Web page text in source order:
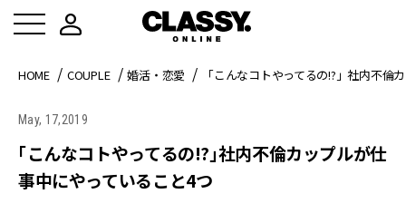
HOME COUPLE 婚活・恋愛 「こんなコトやってるの!?」社内不倫
May, 17,2019
「こんなコトやってるの!?」社内不倫カップルが仕
事中にやっていること4つ